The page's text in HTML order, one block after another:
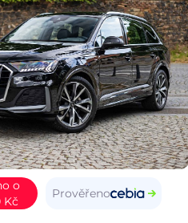
o
Kč
Prověřeno